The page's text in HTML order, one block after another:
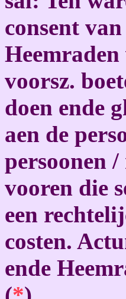
consent
voorsz.
doen ende
aen de
persoonen
vooren die
een
costen.
ende